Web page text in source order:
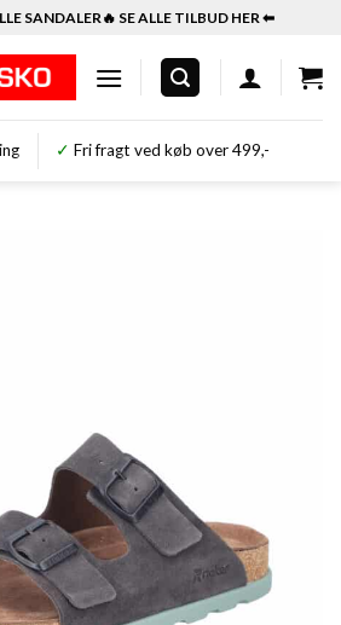
SANDALER🔥 SE ALLE TILBUD HER ⬅︎
✓ Fri fragt ved køb over 499,-